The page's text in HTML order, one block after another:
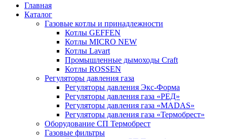
Главная
Каталог
Газовые котлы и принадлежности
Котлы GEFFEN
Котлы MICRO NEW
Котлы Lavart
Промышленные дымоходы Craft
Котлы ROSSEN
Регуляторы давления газа
Регуляторы давления Экс-Форма
Регуляторы давления газа «РЕД»
Регуляторы давления газа «MADAS»
Регуляторы давления газа «Термобрест»
Оборудование СП Термобрест
Газовые фильтры